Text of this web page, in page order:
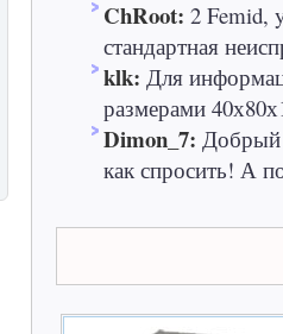
ChRoot: 2 Femid,
стандартная
klk: Для
размерами
Dimon_7: Добрый
как спросить! А